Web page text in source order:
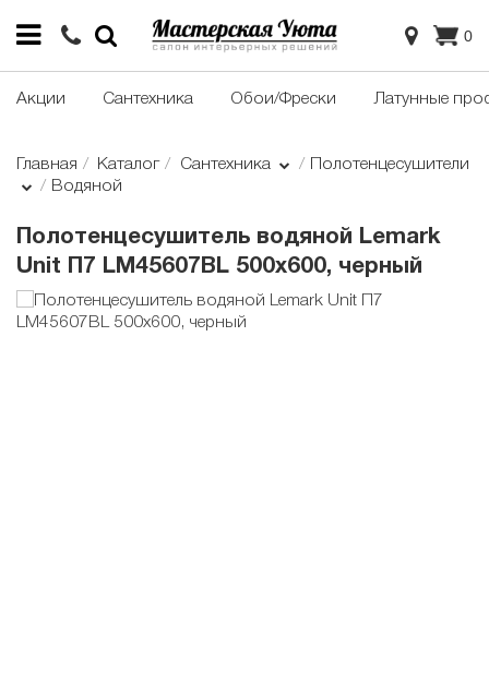
0
Акции Сантехника Обои/Фрески Латунные
Главная Каталог Сантехника
Полотенцесушители
Водяной
Полотенцесушитель водяной Lemark
Unit П7 LM45607BL 500x600, черный